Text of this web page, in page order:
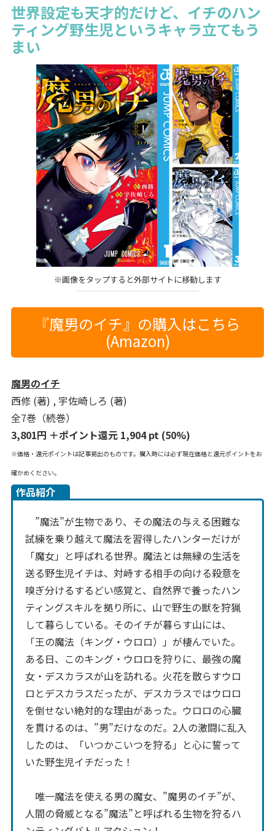
世界設定も天才的だけど、イチのハン
ティング野生児というキャラ立てもう
まい
※画像をタップすると外部サイトに移動します
『魔男のイチ』の購入はこちら
(Amazon)
魔男のイチ
西修 (著) , 宇佐崎しろ (著)
全7巻（続巻）
3,801円 ＋ポイント還元 1,904 pt (50%)
※価格・還元ポイントは記事掲出のものです。購入時には必ず現在価格と還元ポイントをお
確かめください。
作品紹介
”魔法”が生物であり、その魔法の与える困難な
試練を乗り越えて魔法を習得したハンターだけが
「魔女」と呼ばれる世界。魔法とは無縁の生活を
送る野生児イチは、対峙する相手の向ける殺意を
嗅ぎ分けるするどい感覚と、自然界で養ったハン
ティングスキルを拠り所に、山で野生の獣を狩猟
して暮らしている。そのイチが暮らす山には、
「王の魔法（キング・ウロロ）」が棲んでいた。
ある日、このキング・ウロロを狩りに、最強の魔
女・デスカラスが山を訪れる。火花を散らすウロ
ロとデスカラスだったが、デスカラスではウロロ
を倒せない絶対的な理由があった。ウロロの心臓
を貫けるのは、”男”だけなのだ。2人の激闘に乱入
したのは、「いつかこいつを狩る」と心に誓って
いた野生児イチだった！
唯一魔法を使える男の魔女、”魔男のイチ”が、
人間の脅威となる”魔法”と呼ばれる生物を狩るハ